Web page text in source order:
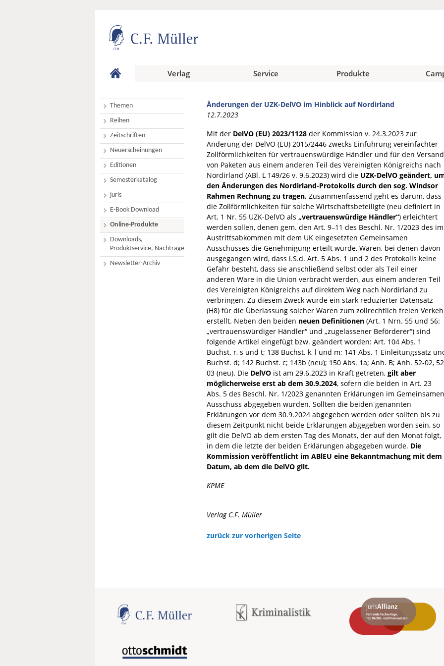
Verlag Service Produkte
Themen
Reihen
Zeitschriften
Neuerscheinungen
Editionen
Semesterkatalog
juris
E-Book Download
Online-Produkte
Downloads,
Produktservice, Nachträge
Newsletter-Archiv
Änderungen der UZK-DelVO im Hinblick auf Nordirland
12.7.2023
Mit der DelVO (EU) 2023/1128 der Kommission v. 24.3.2023 zur
Änderung der DelVO (EU) 2015/2446 zwecks Einführung vereinfachter
Zollförmlichkeiten für vertrauenswürdige Händler und für den Versand
von Paketen aus einem anderen Teil des Vereinigten Königreichs nach
Nordirland (ABl. L 149/26 v. 9.6.2023) wird die UZK-DelVO geändert,
den Änderungen des Nordirland-Protokolls durch den sog. Windsor
Rahmen Rechnung zu tragen. Zusammenfassend geht es darum, dass
die Zollförmlichkeiten für solche Wirtschaftsbeteiligte (neu definiert in
Art. 1 Nr. 55 UZK-DelVO als „vertrauenswürdige Händler“) erleichtert
werden sollen, denen gem. den Art. 9–11 des Beschl. Nr. 1/2023 des im
Austrittsabkommen mit dem UK eingesetzten Gemeinsamen
Ausschusses die Genehmigung erteilt wurde, Waren, bei denen davon
ausgegangen wird, dass i.S.d. Art. 5 Abs. 1 und 2 des Protokolls keine
Gefahr besteht, dass sie anschließend selbst oder als Teil einer
anderen Ware in die Union verbracht werden, aus einem anderen Teil
des Vereinigten Königreichs auf direktem Weg nach Nordirland zu
verbringen. Zu diesem Zweck wurde ein stark reduzierter Datensatz
(H8) für die Überlassung solcher Waren zum zollrechtlich freien
erstellt. Neben den beiden neuen Definitionen (Art. 1 Nrn. 55 und 56:
„vertrauenswürdiger Händler“ und „zugelassener Beförderer“) sind
folgende Artikel eingefügt bzw. geändert worden: Art. 104 Abs. 1
Buchst. r, s und t; 138 Buchst. k, l und m; 141 Abs. 1 Einleitungssatz
Buchst. d; 142 Buchst. c; 143b (neu); 150 Abs. 1a; Anh. B; Anh. 52-02,
03 (neu). Die DelVO ist am 29.6.2023 in Kraft getreten, gilt aber
möglicherweise erst ab dem 30.9.2024, sofern die beiden in Art. 23
Abs. 5 des Beschl. Nr. 1/2023 genannten Erklärungen im Gemeinsamen
Ausschuss abgegeben wurden. Sollten die beiden genannten
Erklärungen vor dem 30.9.2024 abgegeben werden oder sollten bis zu
diesem Zeitpunkt nicht beide Erklärungen abgegeben worden sein, so
gilt die DelVO ab dem ersten Tag des Monats, der auf den Monat folgt,
in dem die letzte der beiden Erklärungen abgegeben wurde. Die
Kommission veröffentlicht im ABlEU eine Bekanntmachung mit dem
Datum, ab dem die DelVO gilt.
KPME
Verlag C.F. Müller
zurück zur vorherigen Seite